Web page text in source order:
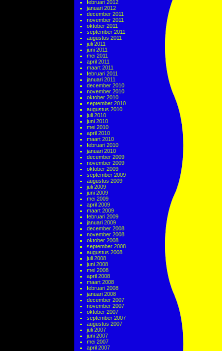
februari 2012
januari 2012
december 2011
november 2011
oktober 2011
september 2011
augustus 2011
juli 2011
juni 2011
mei 2011
april 2011
maart 2011
februari 2011
januari 2011
december 2010
november 2010
oktober 2010
september 2010
augustus 2010
juli 2010
juni 2010
mei 2010
april 2010
maart 2010
februari 2010
januari 2010
december 2009
november 2009
oktober 2009
september 2009
augustus 2009
juli 2009
juni 2009
mei 2009
april 2009
maart 2009
februari 2009
januari 2009
december 2008
november 2008
oktober 2008
september 2008
augustus 2008
juli 2008
juni 2008
mei 2008
april 2008
maart 2008
februari 2008
januari 2008
december 2007
november 2007
oktober 2007
september 2007
augustus 2007
juli 2007
juni 2007
mei 2007
april 2007